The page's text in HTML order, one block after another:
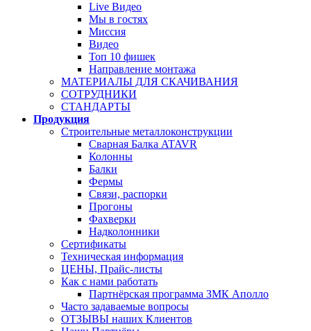
Live Видео
Мы в гостях
Миссия
Видео
Топ 10 фишек
Направление монтажа
МАТЕРИАЛЫ ДЛЯ СКАЧИВАНИЯ
СОТРУДНИКИ
СТАНДАРТЫ
Продукция
Строительные металлоконструкции
Сварная Балка ATAVR
Колонны
Балки
Фермы
Связи, распорки
Прогоны
Фахверки
Надколонники
Сертификаты
Техническая информация
ЦЕНЫ, Прайс-листы
Как с нами работать
Партнёрская программа ЗМК Аполло
Часто задаваемые вопросы
ОТЗЫВЫ наших Клиентов